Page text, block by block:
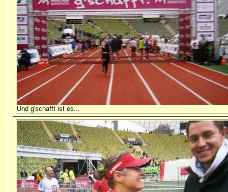
Und g'schafft ist es...